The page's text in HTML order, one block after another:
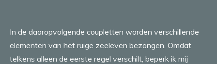
In de daaropvolgende coupletten worden verschillende
elementen van het ruige zeeleven bezongen. Omdat
telkens alleen de eerste regel verschilt, beperk ik mij